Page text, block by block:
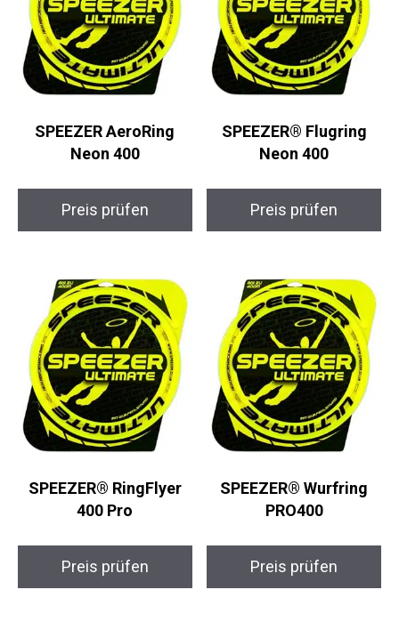
SPEEZER AeroRing
Neon 400
Preis prüfen
SPEEZER® Flugring
Neon 400
Preis prüfen
SPEEZER® RingFlyer
400 Pro
Preis prüfen
SPEEZER® Wurfring
PRO400
Preis prüfen